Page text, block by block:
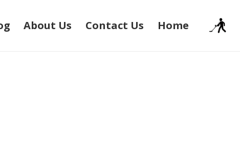
Home
Contact Us
About Us